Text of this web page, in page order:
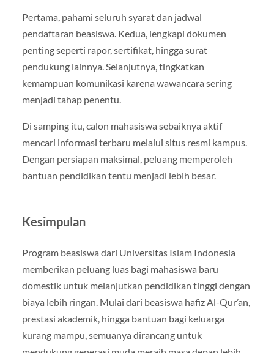
Pertama, pahami seluruh syarat dan jadwal
pendaftaran beasiswa. Kedua, lengkapi dokumen
penting seperti rapor, sertifikat, hingga surat
pendukung lainnya. Selanjutnya, tingkatkan
kemampuan komunikasi karena wawancara sering
menjadi tahap penentu.
Di samping itu, calon mahasiswa sebaiknya aktif
mencari informasi terbaru melalui situs resmi kampus.
Dengan persiapan maksimal, peluang memperoleh
bantuan pendidikan tentu menjadi lebih besar.
Kesimpulan
Program beasiswa dari Universitas Islam Indonesia
memberikan peluang luas bagi mahasiswa baru
domestik untuk melanjutkan pendidikan tinggi dengan
biaya lebih ringan. Mulai dari beasiswa hafiz Al-Qur’an,
prestasi akademik, hingga bantuan bagi keluarga
kurang mampu, semuanya dirancang untuk